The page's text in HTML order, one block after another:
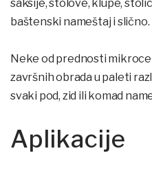
saksije, stolove, klupe,
baštenski nameštaj i slično.
Neke od prednosti
završnih obrada u paleti
svaki pod, zid ili komad
Aplikacije